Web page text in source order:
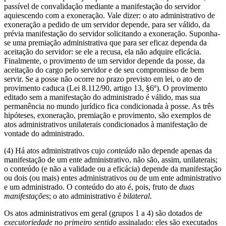
passível de convalidação mediante a manifestação do servidor
aquiescendo com a exoneração. Vale dizer: o ato administrativo de
exoneração a pedido de um servidor depende, para ser válido, da
prévia manifestação do servidor solicitando a exoneração. Suponha-
se uma premiação administrativa que para ser eficaz dependa da
aceitação do servidor: se ele a recusa, ela não adquire eficácia.
Finalmente, o provimento de um servidor depende da posse, da
aceitação do cargo pelo servidor e de seu compromisso de bem
servir. Se a posse não ocorre no prazo previsto em lei, o ato de
provimento caduca (Lei 8.112/90, artigo 13, §6º). O provimento
editado sem a manifestação do administrado é válido, mas sua
permanência no mundo jurídico fica condicionada à posse. As três
hipóteses, exoneração, premiação e provimento, são exemplos de
atos administrativos unilaterais condicionados à manifestação de
vontade do administrado.
(4) Há atos administrativos cujo conteúdo não depende apenas da
manifestação de um ente administrativo, não são, assim, unilaterais;
o conteúdo (e não a validade ou a eficácia) depende da manifestação
ou dois (ou mais) entes administrativos ou de um ente administrativo
e um administrado. O conteúdo do ato é, pois, fruto de duas
manifestações; o ato administrativo é bilateral.
Os atos administrativos em geral (grupos 1 a 4) são dotados de
executoriedade no primeiro sentido assinalado: eles são executados